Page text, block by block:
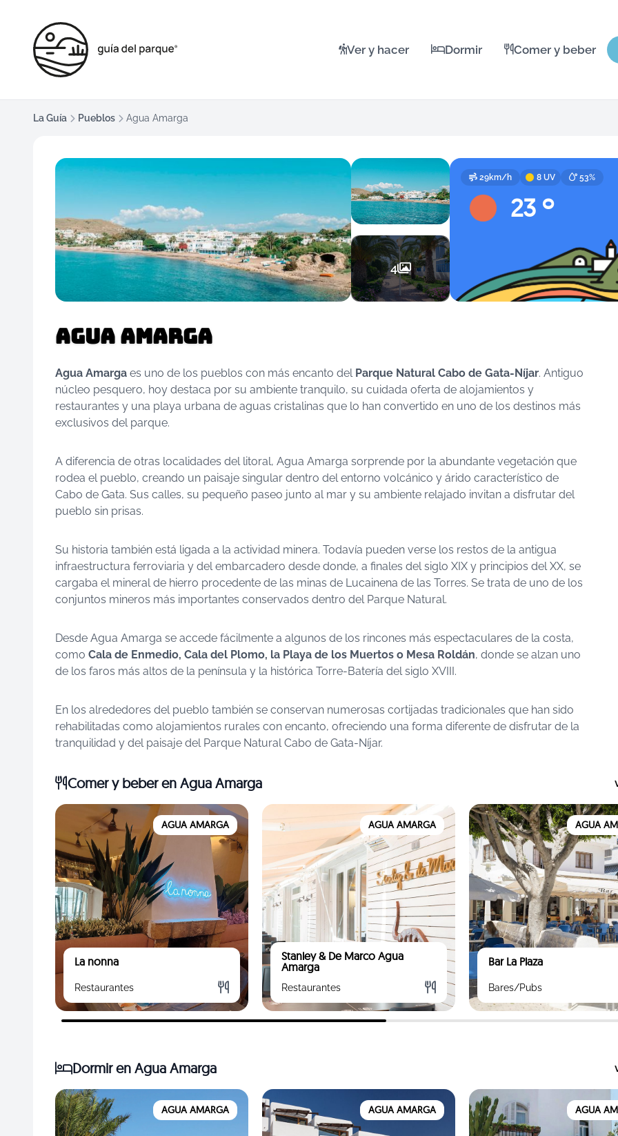
Ver y hacer Dormir Comer y beber
La Guía Pueblos Agua Amarga
4
29km/h 8 UV 53%
23 º
Agua Amarga
Agua Amarga es uno de los pueblos con más encanto del Parque Natural Cabo de Gata-Níjar. Antiguo
núcleo pesquero, hoy destaca por su ambiente tranquilo, su cuidada oferta de alojamientos y
restaurantes y una playa urbana de aguas cristalinas que lo han convertido en uno de los destinos más
exclusivos del parque.
A diferencia de otras localidades del litoral, Agua Amarga sorprende por la abundante vegetación que
rodea el pueblo, creando un paisaje singular dentro del entorno volcánico y árido característico de
Cabo de Gata. Sus calles, su pequeño paseo junto al mar y su ambiente relajado invitan a disfrutar del
pueblo sin prisas.
Su historia también está ligada a la actividad minera. Todavía pueden verse los restos de la antigua
infraestructura ferroviaria y del embarcadero desde donde, a finales del siglo XIX y principios del XX, se
cargaba el mineral de hierro procedente de las minas de Lucainena de las Torres. Se trata de uno de los
conjuntos mineros más importantes conservados dentro del Parque Natural.
Desde Agua Amarga se accede fácilmente a algunos de los rincones más espectaculares de la costa,
como Cala de Enmedio, Cala del Plomo, la Playa de los Muertos o Mesa Roldán, donde se alzan uno
de los faros más altos de la península y la histórica Torre-Batería del siglo XVIII.
En los alrededores del pueblo también se conservan numerosas cortijadas tradicionales que han sido
rehabilitadas como alojamientos rurales con encanto, ofreciendo una forma diferente de disfrutar de la
tranquilidad y del paisaje del Parque Natural Cabo de Gata-Níjar.
Comer y beberen Agua Amarga
AGUA AMARGA
La nonna
Restaurantes
AGUA AMARGA
Stanley & De Marco Agua
Amarga
Restaurantes
AGUA
Bar La Plaza
Bares/Pubs
Dormiren Agua Amarga
AGUA AMARGA AGUA AMARGA AGUA